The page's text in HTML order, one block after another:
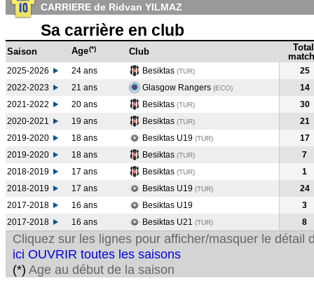
CARRIERE de Ridvan YILMAZ
Sa carrière en club
Saison Age(*) Club
Total
2025-2026 24 ans Besiktas (TUR)
25
2022-2023
21 ans Glasgow Rangers (ECO)
14
2021-2022
20 ans Besiktas (TUR)
30
2020-2021
19 ans Besiktas (TUR)
21
2019-2020
18 ans Besiktas U19 (TUR)
17
2019-2020
18 ans Besiktas (TUR)
7
2018-2019
17 ans Besiktas (TUR)
1
2018-2019
17 ans Besiktas U19 (TUR)
24
2017-2018
16 ans Besiktas U19
3
2017-2018
16 ans Besiktas U21 (TUR) 8
Cliquez sur les lignes pour afficher/masquer le détail
ici OUVRIR toutes les saisons
(*) Age au début de la saison